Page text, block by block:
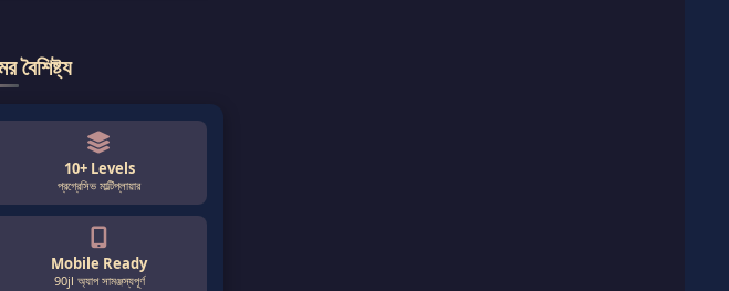
10+ Levels
প্রগ্রেসিভ মাল্টিপ্লায়ার
Mobile Ready
90jl অ্যাপ সামঞ্জস্যপূর্ণ